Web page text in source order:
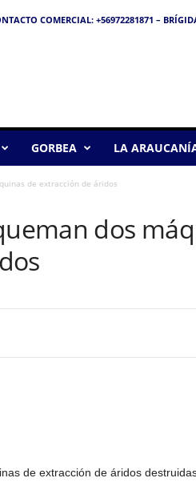
COMERCIAL: +56972281871 –
GORBEA LA
de extracción de áridos
dos
de extracción de áridos